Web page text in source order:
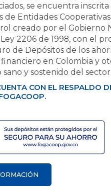
se encuentra
de Entidades Cooperativas
creado por el Gobierno
2206 de 1998, con el
de Depósitos de los
en Colombia y
y sostenido del
CON EL RESPALDO